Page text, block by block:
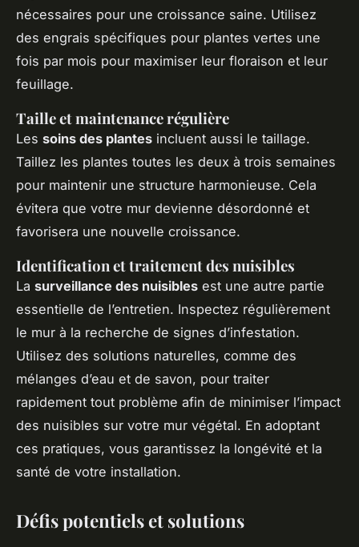
nécessaires pour une croissance saine. Utilisez
des engrais spécifiques pour plantes vertes une
fois par mois pour maximiser leur floraison et leur
feuillage.
Taille et maintenance régulière
Les soins des plantes incluent aussi le taillage.
Taillez les plantes toutes les deux à trois semaines
pour maintenir une structure harmonieuse. Cela
évitera que votre mur devienne désordonné et
favorisera une nouvelle croissance.
Identification et traitement des nuisibles
La surveillance des nuisibles est une autre partie
essentielle de l’entretien. Inspectez régulièrement
le mur à la recherche de signes d’infestation.
Utilisez des solutions naturelles, comme des
mélanges d’eau et de savon, pour traiter
rapidement tout problème afin de minimiser l’impact
des nuisibles sur votre mur végétal. En adoptant
ces pratiques, vous garantissez la longévité et la
santé de votre installation.
Défis potentiels et solutions